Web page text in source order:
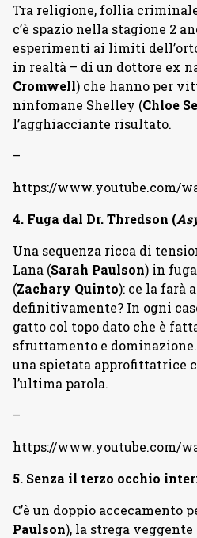
Tra religione, follia
c’è spazio nella stagione 2
esperimenti ai limiti
in realtà – di un dottore ex
Cromwell) che hanno per
ninfomane Shelley (Chloe
l’agghiacciante risultato.
–
https://www.youtube.com/
4. Fuga dal Dr. Thredson (
Una sequenza ricca di
Lana (Sarah Paulson) in
(Zachary Quinto): ce la farà
definitivamente? In ogni
gatto col topo dato che è
sfruttamento e
una spietata approfittatrice
l’ultima parola.
–
https://www.youtube.com/
5. Senza il terzo occhio
C’è un doppio accecamento
Paulson), la strega